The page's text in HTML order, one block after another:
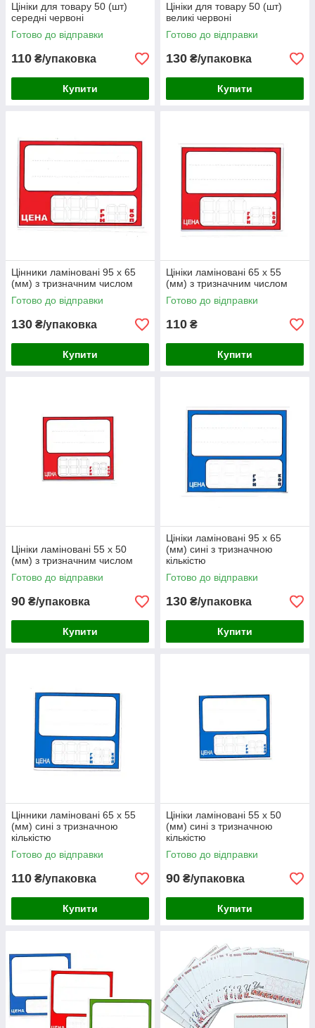
Цініки для товару 50 (шт)
середні червоні
Готово до відправки
110 ₴/упаковка
Купити
Цініки для товару 50 (шт)
великі червоні
Готово до відправки
130 ₴/упаковка
Купити
Цінники ламіновані 95 х 65
(мм) з тризначним числом
Готово до відправки
130 ₴/упаковка
Купити
Цініки ламіновані 65 х 55
(мм) з тризначним числом
Готово до відправки
110 ₴
Купити
Цініки ламіновані 55 х 50
(мм) з тризначним числом
Готово до відправки
90 ₴/упаковка
Купити
Цініки ламіновані 95 х 65
(мм) сині з тризначною
кількістю
Готово до відправки
130 ₴/упаковка
Купити
Цінники ламіновані 65 х 55
(мм) сині з тризначною
кількістю
Готово до відправки
110 ₴/упаковка
Купити
Цініки ламіновані 55 х 50
(мм) сині з тризначною
кількістю
Готово до відправки
90 ₴/упаковка
Купити